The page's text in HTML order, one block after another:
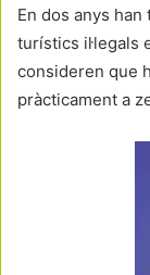
En dos anys
turístics il·legals
consideren que
pràcticament a